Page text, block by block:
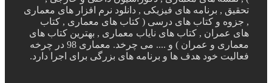
تحقیق , برنامه های فیزیکی , دانلود نرم افزار های معماری
, جزوه و کتاب های درسی ( کتاب های معماری , کتاب
های عمران , کتاب های نایاب معماری , بهترین کتاب های
معماری و عمران ) و .... می چرخد. معماری 98 در چرخه
فعالیت خود هدف ها و برنامه های بزرگی برای اجرا دارد.